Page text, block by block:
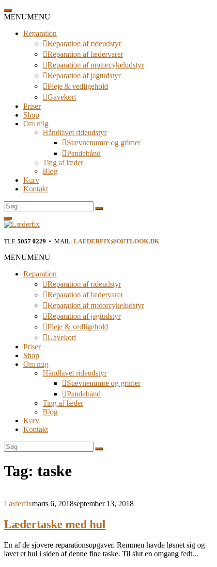
Spring
til
MENUMENU
Reparation
Reparation af rideudstyr
Reparation af lædervarer
Reparation af motorcykeludstyr
Reparation af jagtudstyr
Pleje & vedligehold
Gavekort
Priser
Shop
Om mig
Håndlavet rideudstyr
Stævnenumre og grimer
Pandebånd
Ting af læder
Blog
Kurv
Kontakt
Søg
efter:
Læderfix
TLF. 5057 0229 • MAIL: LAEDERFIX@OUTLOOK.DK
MENUMENU
Reparation
Reparation af rideudstyr
Reparation af lædervarer
Reparation af motorcykeludstyr
Reparation af jagtudstyr
Pleje & vedligehold
Gavekort
Priser
Shop
Om mig
Håndlavet rideudstyr
Stævnenumre og grimer
Pandebånd
Ting af læder
Blog
Kurv
Kontakt
Søg
efter:
Tag: taske
Læderfixmarts 6, 2018september 13, 2018
Lædertaske med hul
En af de sjovere reparationsopgaver. Remmen havde løsnet sig og
lavet et hul i siden af denne fine taske. Til slut en omgang fedt...